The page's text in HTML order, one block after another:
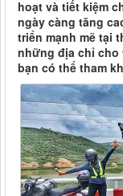
hoạt và tiết kiệm
ngày càng tăng
triển mạnh mẽ tại
những địa chỉ cho
bạn có thể tham